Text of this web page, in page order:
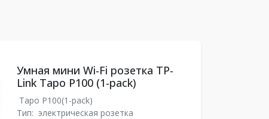
Умная мини Wi-Fi розетка TP-
Link Tapo P100 (1-pack)
Tapo P100(1-pack)
Тип: электрическая розетка